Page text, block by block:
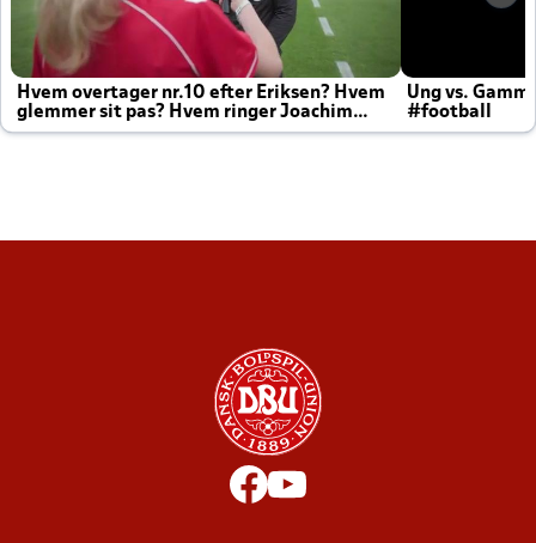
Hvem overtager nr.10 efter Eriksen? Hvem
glemmer sit pas? Hvem ringer Joachim
altid til efter kampe?
Ung vs.
#football